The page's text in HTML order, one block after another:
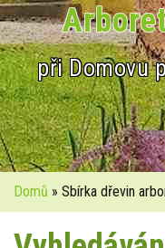
při Domovu
Domů » Sbírka dřevin